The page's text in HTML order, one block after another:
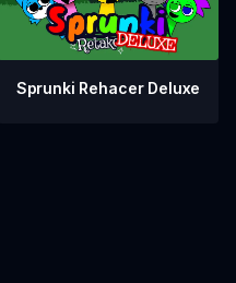
Sprunki Rehacer Deluxe